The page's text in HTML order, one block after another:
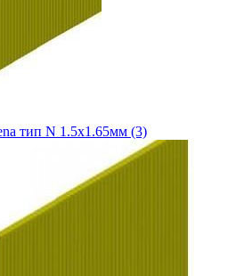
тип N 1.5х1.65мм (3)